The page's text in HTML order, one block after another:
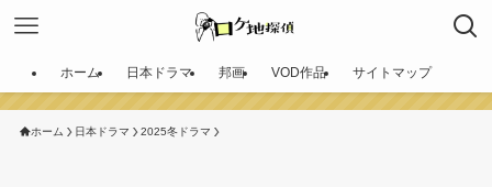
ホーム 日本ドラマ 邦画 VOD作品 サイトマップ
ホーム 日本ドラマ 2025冬ドラマ